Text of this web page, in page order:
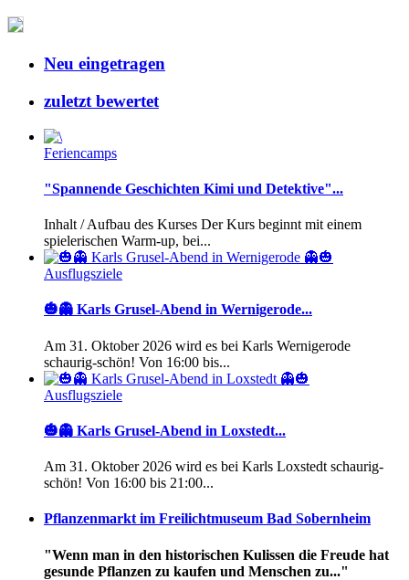
Neu eingetragen
zuletzt bewertet
Feriencamps
"Spannende Geschichten Kimi und Detektive"...
Inhalt / Aufbau des Kurses Der Kurs beginnt mit einem
spielerischen Warm-up, bei...
Ausflugsziele
🎃👻 Karls Grusel-Abend in Wernigerode...
Am 31. Oktober 2026 wird es bei Karls Wernigerode
schaurig-schön! Von 16:00 bis...
Ausflugsziele
🎃👻 Karls Grusel-Abend in Loxstedt...
Am 31. Oktober 2026 wird es bei Karls Loxstedt schaurig-
schön! Von 16:00 bis 21:00...
Pflanzenmarkt im Freilichtmuseum Bad Sobernheim
"Wenn man in den historischen Kulissen die Freude hat
gesunde Pflanzen zu kaufen und Menschen zu..."